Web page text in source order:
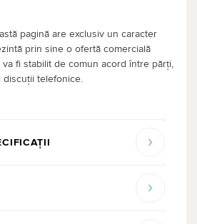
pagină are exclusiv un caracter
prin sine o ofertă comercială
fi stabilit de comun acord între părți,
telefonice.